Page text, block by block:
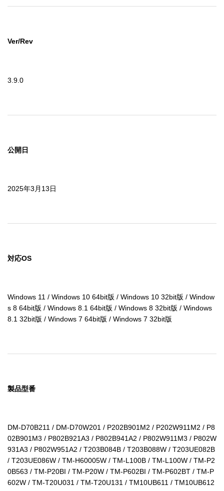
Ver/Rev
3.9.0
公開日
2025年3月13日
対応OS
Windows 11 / Windows 10 64bit版 / Windows 10 32bit版 / Window
s 8 64bit版 / Windows 8.1 64bit版 / Windows 8 32bit版 / Windows
8.1 32bit版 / Windows 7 64bit版 / Windows 7 32bit版
製品型番
DM-D70B211 / DM-D70W201 / P202B901M2 / P202W911M2 / P8
02B901M3 / P802B921A3 / P802B941A2 / P802W911M3 / P802W
931A3 / P802W951A2 / T203B084B / T203B088W / T203UE082B
/ T203UE086W / TM-H60005W / TM-L100B / TM-L100W / TM-P2
0B563 / TM-P20BI / TM-P20W / TM-P602BI / TM-P602BT / TM-P
602W / TM-T20U031 / TM-T20U131 / TM10UB611 / TM10UB612